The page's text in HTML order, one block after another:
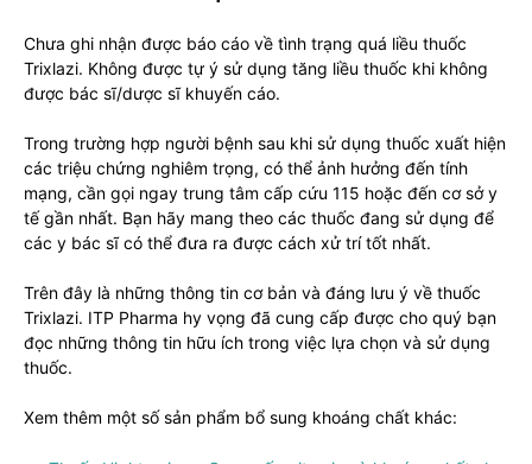
Chưa ghi nhận được báo cáo về tình trạng quá liều thuốc
Trixlazi. Không được tự ý sử dụng tăng liều thuốc khi không
được bác sĩ/dược sĩ khuyến cáo.
Trong trường hợp người bệnh sau khi sử dụng thuốc xuất hiện
các triệu chứng nghiêm trọng, có thể ảnh hưởng đến tính
mạng, cần gọi ngay trung tâm cấp cứu 115 hoặc đến cơ sở y
tế gần nhất. Bạn hãy mang theo các thuốc đang sử dụng để
các y bác sĩ có thể đưa ra được cách xử trí tốt nhất.
Trên đây là những thông tin cơ bản và đáng lưu ý về thuốc
Trixlazi. ITP Pharma hy vọng đã cung cấp được cho quý bạn
đọc những thông tin hữu ích trong việc lựa chọn và sử dụng
thuốc.
Xem thêm một số sản phẩm bổ sung khoáng chất khác: